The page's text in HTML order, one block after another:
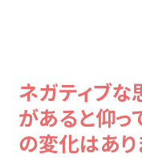
ネガティブな
があると仰っ
の変化はあり